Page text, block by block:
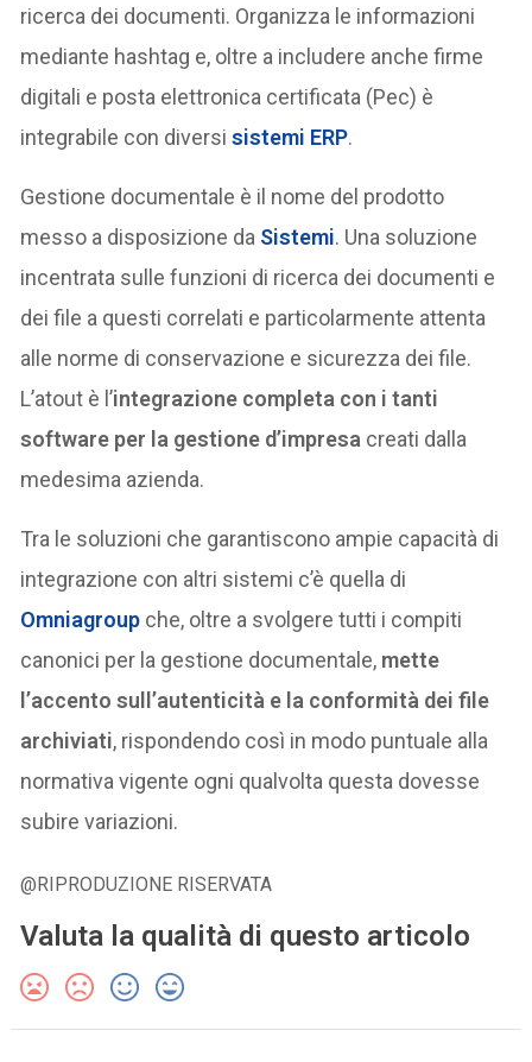
ricerca dei documenti. Organizza le informazioni
mediante hashtag e, oltre a includere anche firme
digitali e posta elettronica certificata (Pec) è
integrabile con diversisistemi ERP.
Gestione documentale è il nome del prodotto
messo a disposizione da Sistemi. Una soluzione
incentrata sulle funzioni di ricerca dei documenti e
dei file a questi correlati e particolarmente attenta
alle norme di conservazione e sicurezza dei file.
L’atout è l’integrazione completa con i tanti
software per la gestione d’impresa creati dalla
medesima azienda.
Tra le soluzioni che garantiscono ampie capacità di
integrazione con altri sistemi c’è quella di
Omniagroup che, oltre a svolgere tutti i compiti
canonici per la gestione documentale, mette
l’accento sull’autenticità e la conformità dei file
archiviati, rispondendo così in modo puntuale alla
normativa vigente ogni qualvolta questa dovesse
subire variazioni.
@RIPRODUZIONE RISERVATA
Valuta la qualità di questo articolo